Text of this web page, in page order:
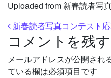
Uploaded from 新春読者写
投稿ナビゲ
新春読者写真コンテスト
コメントを残す
メールアドレスが公開され
ている欄は必須項目です